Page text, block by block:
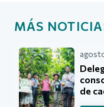
MÁS
de